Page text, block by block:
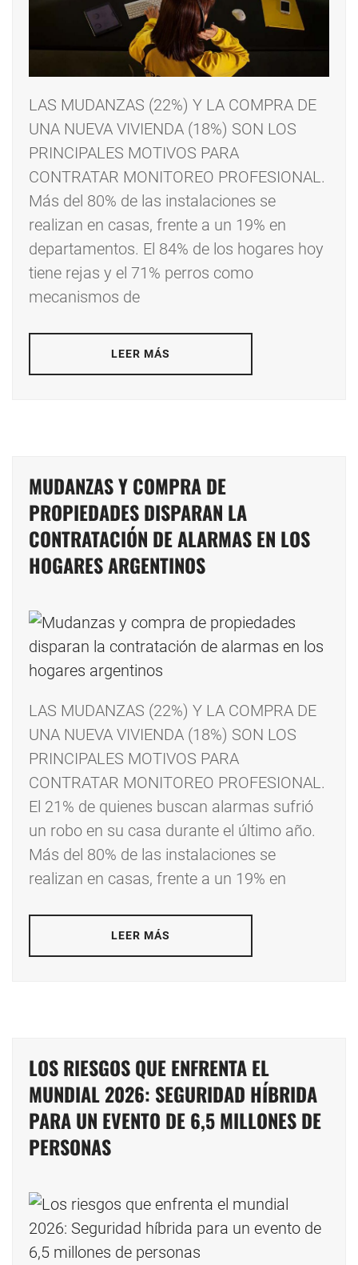
LAS MUDANZAS (22%) Y LA COMPRA DE
UNA NUEVA VIVIENDA (18%) SON LOS
PRINCIPALES MOTIVOS PARA
CONTRATAR MONITOREO PROFESIONAL.
Más del 80% de las instalaciones se
realizan en casas, frente a un 19% en
departamentos. El 84% de los hogares hoy
tiene rejas y el 71% perros como
mecanismos de
LEER MÁS
MUDANZAS Y COMPRA DE
PROPIEDADES DISPARAN LA
CONTRATACIÓN DE ALARMAS EN LOS
HOGARES ARGENTINOS
LAS MUDANZAS (22%) Y LA COMPRA DE
UNA NUEVA VIVIENDA (18%) SON LOS
PRINCIPALES MOTIVOS PARA
CONTRATAR MONITOREO PROFESIONAL.
El 21% de quienes buscan alarmas sufrió
un robo en su casa durante el último año.
Más del 80% de las instalaciones se
realizan en casas, frente a un 19% en
LEER MÁS
LOS RIESGOS QUE ENFRENTA EL
MUNDIAL 2026: SEGURIDAD HÍBRIDA
PARA UN EVENTO DE 6,5 MILLONES DE
PERSONAS